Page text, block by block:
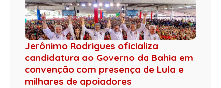
Jerônimo Rodrigues oficializa
candidatura ao Governo da Bahia em
convenção com presença de Lula e
milhares de apoiadores